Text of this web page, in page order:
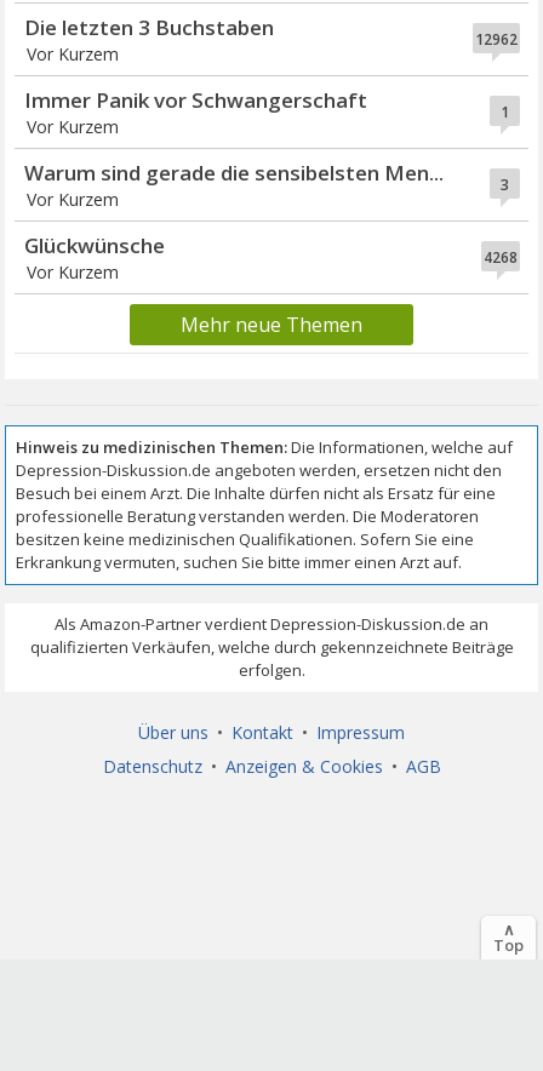
12962
Die letzten 3 Buchstaben
Vor Kurzem
1
Immer Panik vor Schwangerschaft
Vor Kurzem
3
Warum sind gerade die sensibelsten Men...
Vor Kurzem
4268
Glückwünsche
Vor Kurzem
Mehr neue Themen
Über uns • Kontakt • Impressum
Datenschutz • Anzeigen & Cookies • AGB
∧
Top